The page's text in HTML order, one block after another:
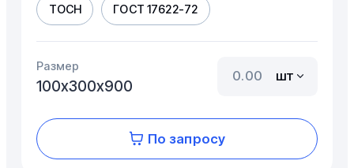
ТОСН ГОСТ 17622-72
Размер
100х300х900
шт
По запросу